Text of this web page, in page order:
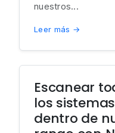
nuestros...
Leer más →
Escanear
los sistemas
dentro de